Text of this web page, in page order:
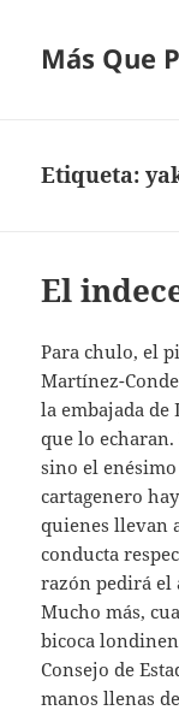
Más Que
Etiqueta:
El
Para chulo, el
Martínez-
la embajada
que lo
sino el
cartagenero
quienes llevan
conducta
razón pedirá el
Mucho más,
bicoca
Consejo de
manos llenas